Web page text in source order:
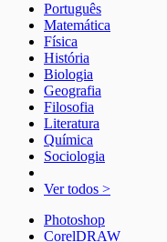
Português
Matemática
Física
História
Biologia
Geografia
Filosofia
Literatura
Química
Sociologia
Ver todos >
Photoshop
CorelDRAW